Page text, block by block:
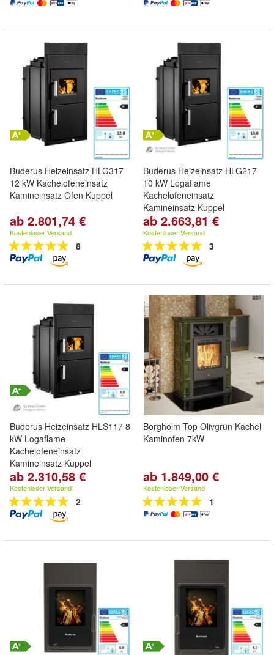
Buderus Heizeinsatz HLG317
12 kW Kachelofeneinsatz
Kamineinsatz Ofen Kuppel
ab 2.801,74 €
Kostenloser Versand
8
Buderus Heizeinsatz HLG217
10 kW Logaflame
Kachelofeneinsatz
Kamineinsatz Kuppel
ab 2.663,81 €
Kostenloser Versand
3
Buderus Heizeinsatz HLS117 8
kW Logaflame
Kachelofeneinsatz
Kamineinsatz Kuppel
ab 2.310,58 €
Kostenloser Versand
2
Borgholm Top Olivgrün Kachel
Kaminofen 7kW
ab 1.849,00 €
Kostenloser Versand
1